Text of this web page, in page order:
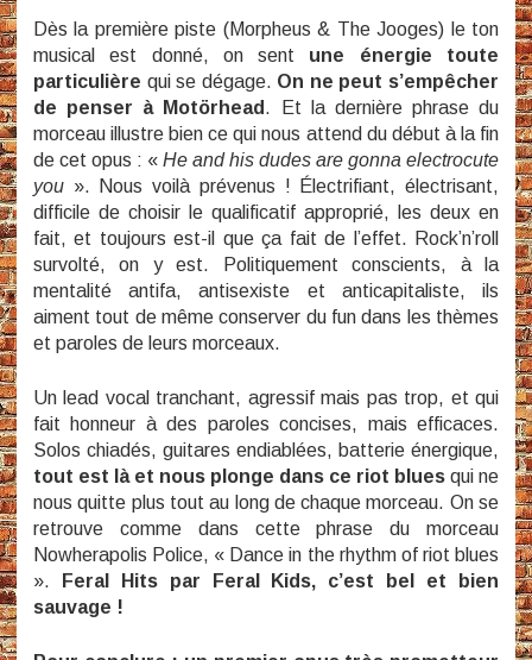
Dès la première piste (Morpheus & The Jooges) le ton
musical est donné, on sent une énergie toute
particulière qui se dégage. On ne peut s’empêcher
de penser à Motörhead . Et la dernière phrase du
morceau illustre bien ce qui nous attend du début à la fin
de cet opus : « He and his dudes are gonna electrocute
you ». Nous voilà prévenus ! Électrifiant, électrisant,
difficile de choisir le qualificatif approprié, les deux en
fait, et toujours est-il que ça fait de l’effet. Rock’n’roll
survolté, on y est. Politiquement conscients, à la
mentalité antifa, antisexiste et anticapitaliste, ils
aiment tout de même conserver du fun dans les thèmes
et paroles de leurs morceaux.
Un lead vocal tranchant, agressif mais pas trop, et qui
fait honneur à des paroles concises, mais efficaces.
Solos chiadés, guitares endiablées, batterie énergique,
tout est là et nous plonge dans ce riot blues qui ne
nous quitte plus tout au long de chaque morceau. On se
retrouve comme dans cette phrase du morceau
Nowherapolis Police, « Dance in the rhythm of riot blues
».
Feral Hits par Feral Kids, c’est bel et bien
sauvage !